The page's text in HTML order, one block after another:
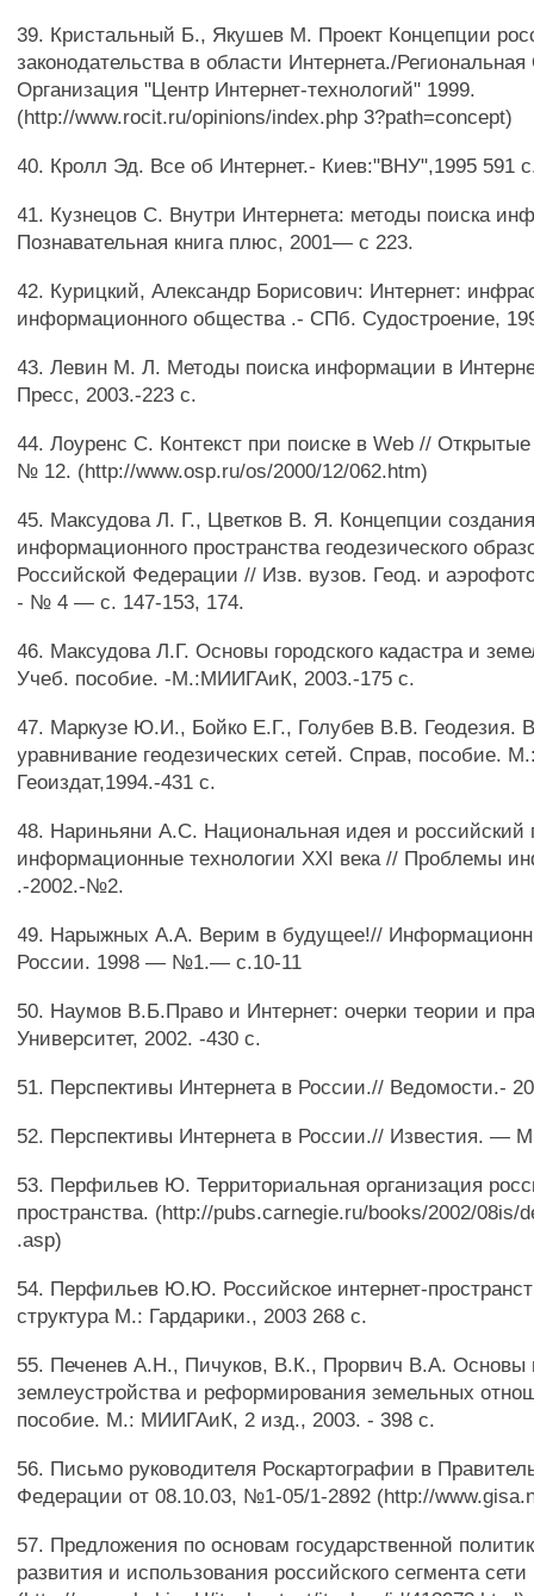
39. Кристальный Б., Якушев М. Проект Концепции
законодательства в области Интернета./
Организация "Центр Интернет-технологий" 1999.
(http://www.rocit.ru/opinions/index.php 3?path=concept)
40. Кролл Эд. Все об Интернет.- Киев:"ВНУ",1995 591
41. Кузнецов С. Внутри Интернета: методы поиска
Познавательная книга плюс, 2001— с 223.
42. Курицкий, Александр Борисович: Интернет:
информационного общества .- СПб. Судостроение,
43. Левин М. Л. Методы поиска информации в
Пресс, 2003.-223 с.
44. Лоуренс С. Контекст при поиске в Web //
№ 12. (http://www.osp.ru/os/2000/12/062.htm)
45. Максудова Л. Г., Цветков В. Я. Концепции
информационного пространства геодезического
Российской Федерации // Изв. вузов. Геод. и
- № 4 — с. 147-153, 174.
46. Максудова Л.Г. Основы городского кадастра и
Учеб. пособие. -М.:МИИГАиК, 2003.-175 с.
47. Маркузе Ю.И., Бойко Е.Г., Голубев В.В. Геодезия.
уравнивание геодезических сетей. Справ, пособие.
Геоиздат,1994.-431 с.
48. Нариньяни А.С. Национальная идея и российский
информационные технологии XXI века // Проблемы
.-2002.-№2.
49. Нарыжных А.А. Верим в будущее!//
России. 1998 — №1.— с.10-11
50. Наумов В.Б.Право и Интернет: очерки теории и
Университет, 2002. -430 с.
51. Перспективы Интернета в России.// Ведомости.-
52. Перспективы Интернета в России.// Известия. —
53. Перфильев Ю. Территориальная организация
пространства. (http://pubs.carnegie.ru/books/2002/08is/
.asp)
54. Перфильев Ю.Ю. Российское интернет-
структура М.: Гардарики., 2003 268 с.
55. Печенев А.Н., Пичуков, В.К., Прорвич В.А. Основы
землеустройства и реформирования земельных
пособие. М.: МИИГАиК, 2 изд., 2003. - 398 с.
56. Письмо руководителя Роскартографии в
Федерации от 08.10.03, №1-05/1-2892 (http://
57. Предложения по основам государственной
развития и использования российского сегмента сети